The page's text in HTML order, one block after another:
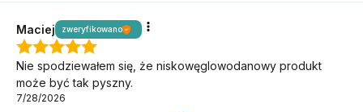
Maciej zweryfikowano
Nie spodziewałem się, że niskowęglowodanowy produkt
może być tak pyszny.
7/28/2026